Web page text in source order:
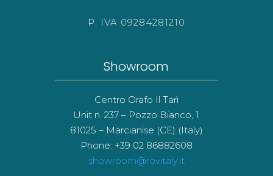
P. IVA 09284281210
Showroom
Centro Orafo Il Tarì
Unit n. 237 – Pozzo Bianco, 1
81025 – Marcianise (CE) (Italy)
Phone: +39 02 86882608
showroom@rovitaly.it